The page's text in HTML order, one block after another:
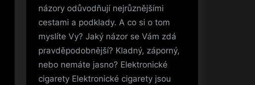
názory odůvodňují nejrůznějšími
cestami a podklady. A co si o tom
myslíte Vy? Jaký názor se Vám zdá
pravděpodobnější? Kladný, záporný,
nebo nemáte jasno? Elektronické
cigarety Elektronické cigarety jsou